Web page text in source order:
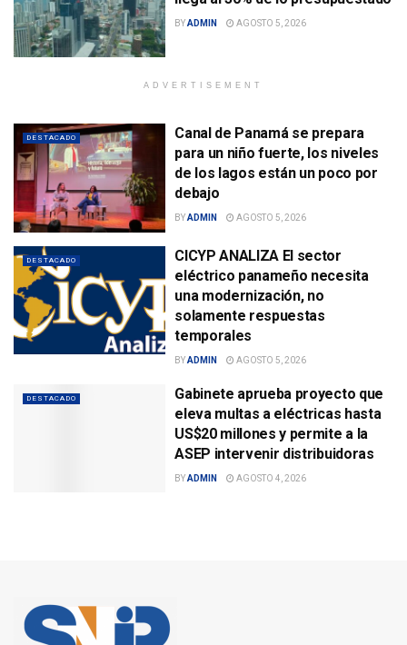
BYADMIN AGOSTO 5, 2026
ADVERTISEMENT
DESTACADO
Canal de Panamá se prepara
para un niño fuerte, los niveles
de los lagos están un poco por
debajo
BYADMIN AGOSTO 5, 2026
DESTACADO
CICYP ANALIZA El sector
eléctrico panameño necesita
una modernización, no
solamente respuestas
temporales
BYADMIN AGOSTO 5, 2026
DESTACADO
Gabinete aprueba proyecto que
eleva multas a eléctricas hasta
US$20 millones y permite a la
ASEP intervenir distribuidoras
BYADMIN AGOSTO 4, 2026